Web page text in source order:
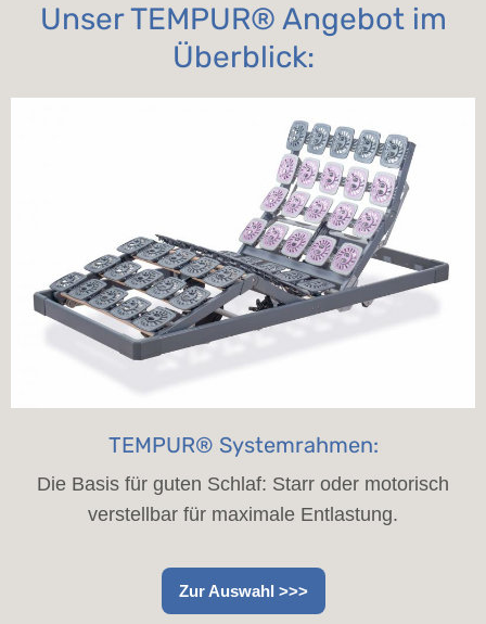
Unser TEMPUR® Angebot im
Überblick:
TEMPUR® Systemrahmen:
Die Basis für guten Schlaf: Starr oder motorisch
verstellbar für maximale Entlastung.
Zur Auswahl >>>